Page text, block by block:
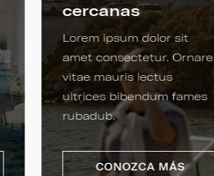
cercanas
Lorem ipsum dolor sit
amet consectetur. Ornare
vitae mauris lectus
ultrices bibendum fames
rubadub.
CONOZCA MÁS